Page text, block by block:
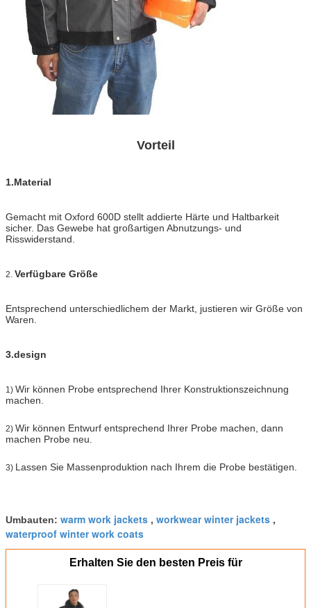
Vorteil
1.Material
Gemacht mit Oxford 600D stellt addierte Härte und Haltbarkeit
sicher. Das Gewebe hat großartigen Abnutzungs- und
Risswiderstand.
2. Verfügbare Größe
Entsprechend unterschiedlichem der Markt, justieren wir Größe von
Waren.
3.design
1) Wir können Probe entsprechend Ihrer Konstruktionszeichnung
machen.
2) Wir können Entwurf entsprechend Ihrer Probe machen, dann
machen Probe neu.
3) Lassen Sie Massenproduktion nach Ihrem die Probe bestätigen.
Umbauten: warm work jackets , workwear winter jackets ,
waterproof winter work coats
Erhalten Sie den besten Preis für